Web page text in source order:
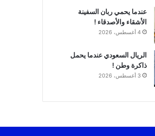
عندما يحمي ربان السفينة
الأشقاء والأصدقاء !
4 أغسطس، 2026
الريال السعودي عندما يحمل
ذاكرة وطن !
3 أغسطس، 2026